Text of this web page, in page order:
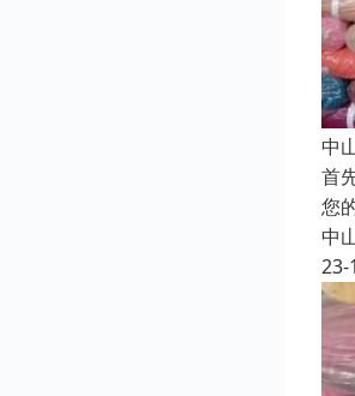
中
首
您
中
23-